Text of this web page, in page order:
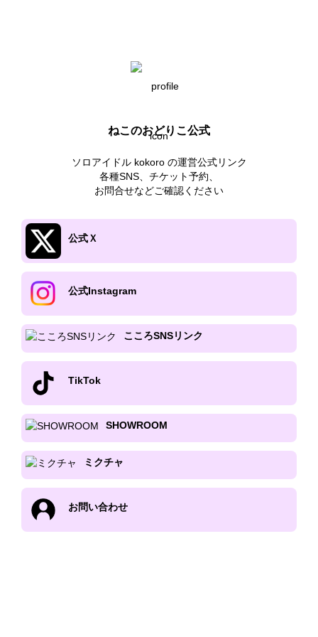
ねこのおどりこ公式
ソロアイドル kokoro の運営公式リンク
各種SNS、チケット予約、
お問合せなどご確認ください
公式Ｘ
公式Instagram
こころSNSリンク
TikTok
SHOWROOM
ミクチャ
お問い合わせ